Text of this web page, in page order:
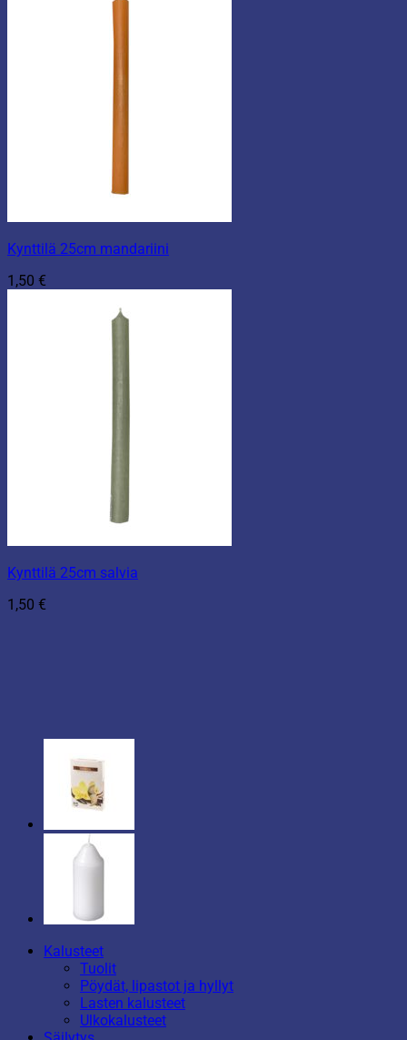
Kynttilä 25cm mandariini
1,50 €
Kynttilä 25cm salvia
1,50 €
Kalusteet
Tuolit
Pöydät, lipastot ja hyllyt
Lasten kalusteet
Ulkokalusteet